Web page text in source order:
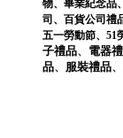
物、 畢業紀念品、
司 、 百貨公司禮
五一勞動節、 51
子禮品、 電器
品、 服裝禮品、